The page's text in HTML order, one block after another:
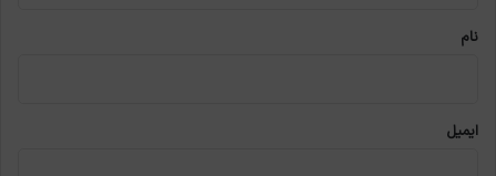
نام
ایمیل